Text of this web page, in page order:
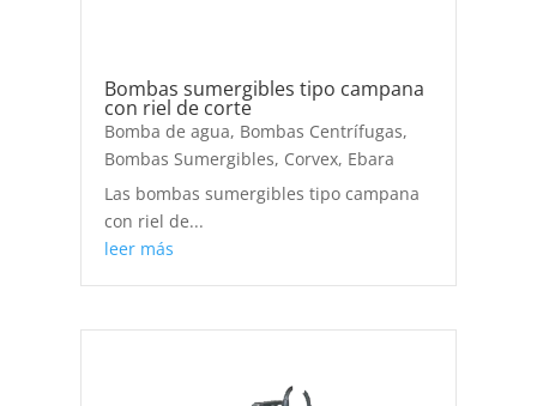
Bombas sumergibles tipo campana
con riel de corte
Bomba de agua, Bombas Centrífugas,
Bombas Sumergibles, Corvex, Ebara
Las bombas sumergibles tipo campana
con riel de...
leer más